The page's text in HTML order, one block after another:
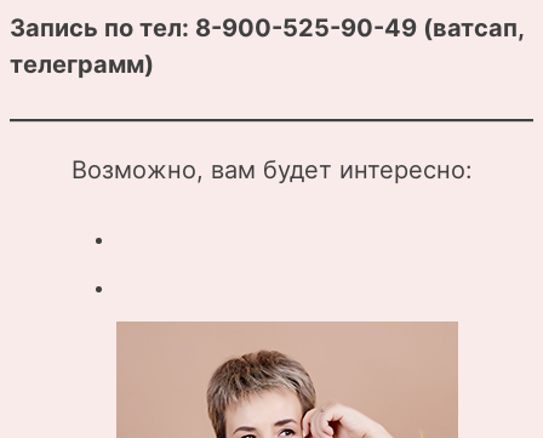
Запись по тел: 8-900-525-90-49 (ватсап,
телеграмм)
Возможно, вам будет интересно: